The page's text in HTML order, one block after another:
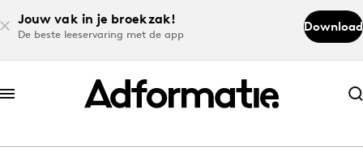
Jouw vak in je broekzak!
De beste leeservaring met de app
Download
Abonneer nu
Abonneer nu